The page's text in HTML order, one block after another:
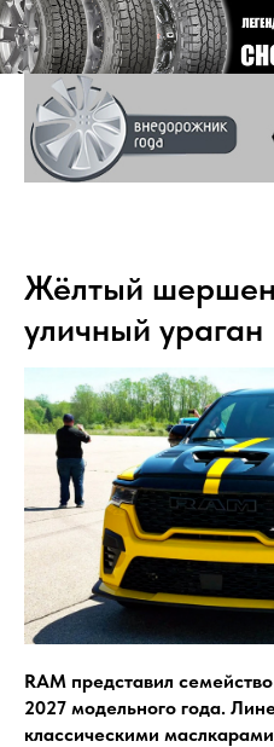
Жёлтый
уличный ураган
RAM представил
2027 модельного года.
классическими